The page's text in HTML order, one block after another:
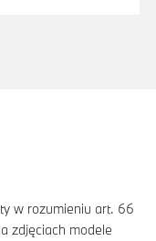
w rozumieniu art. 66
zdjęciach modele